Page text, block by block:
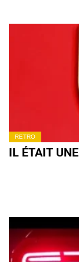
RETRO
IL ÉTAIT